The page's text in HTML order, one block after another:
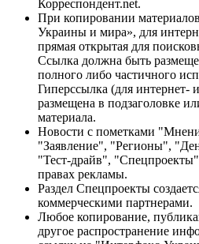
Корреспондент.net.
При копировании
Украины и мира», для
прямая открытая для
Ссылка должна быть
полного либо частичного
Гиперссылка (для интернет-
размещена в подзаголовке
материала.
Новости с пометками
"Заявление", "Регионы",
"Тест-драйв",
правах рекламы.
Раздел Спецпроекты
коммерческими партнерами.
Любое копирование,
другое распространение